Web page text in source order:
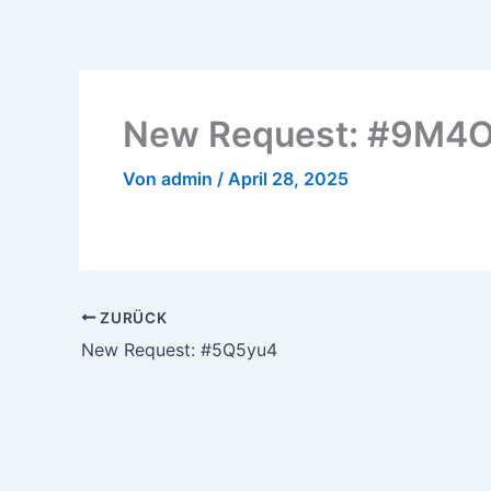
New Request:
Von admin / April 28, 2025
ZURÜCK
New Request: #5Q5yu4